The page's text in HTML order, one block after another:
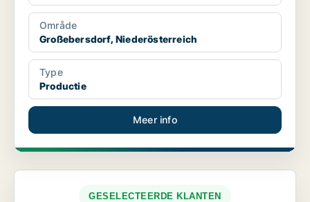
Område
Großebersdorf, Niederösterreich
Type
Productie
Meer info
GESELECTEERDE KLANTEN